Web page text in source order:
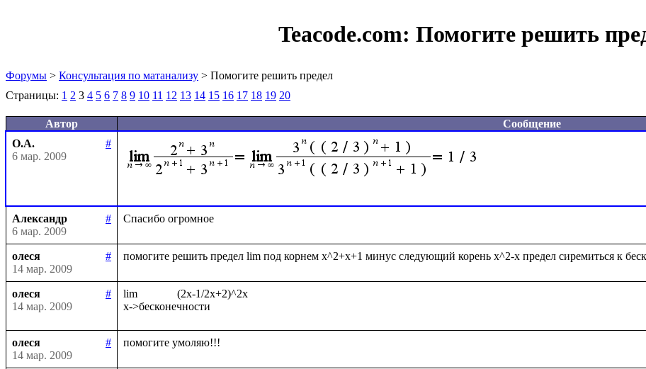
Teacode.com: Помогите решить
Форумы > Консультация по матанализу > Помогите решить предел
Страницы: 1 2 3 4 5 6 7 8 9 10 11 12 13 14 15 16 17 18 19 20
Автор
Сообщение
О.А.
#
6 мар. 2009
Александр
#
6 мар. 2009
олеся
#
14 мар. 2009
олеся
#
14 мар. 2009
lim              (2x-1/2x+2)^2x
олеся
#
14 мар. 2009